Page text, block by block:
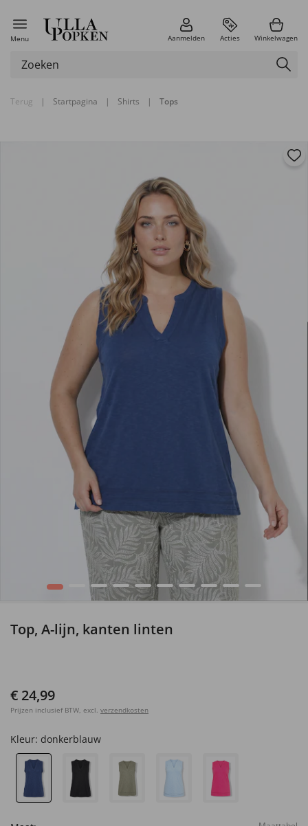
Menu Aanmelden Acties Winkelwagen
Terug | Startpagina | Shirts | Tops
1 3 4 5 6 7 8 9 10
Top, A-lijn, kanten linten
€ 24,99
Prijzen inclusief BTW, excl. verzendkosten
Kleur: donkerblauw